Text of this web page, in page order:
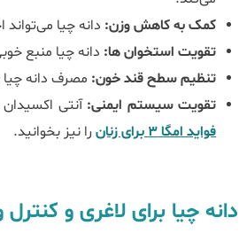
کمک به کاهش وزن: دانه چیا
تقویت استخوان‌ ها: دانه چیا منبع
تنظیم سطح قند خون: مصرف دانه
تقویت سیستم ایمنی: آنتی
فواید امگا 3 برای زنان
را نیز بخوانید.
دانه چیا برای لاغری و